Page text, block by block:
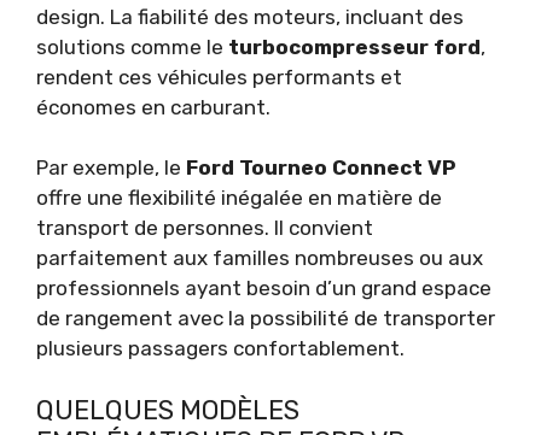
design. La fiabilité des moteurs, incluant des
solutions comme le turbocompresseur ford,
rendent ces véhicules performants et
économes en carburant.
Par exemple, le Ford Tourneo Connect VP
offre une flexibilité inégalée en matière de
transport de personnes. Il convient
parfaitement aux familles nombreuses ou aux
professionnels ayant besoin d’un grand espace
de rangement avec la possibilité de transporter
plusieurs passagers confortablement.
QUELQUES MODÈLES